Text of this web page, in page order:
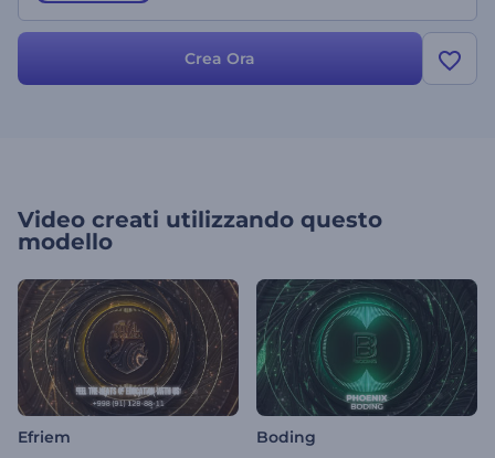
Crea Ora
Video creati utilizzando questo
modello
Efriem Boding